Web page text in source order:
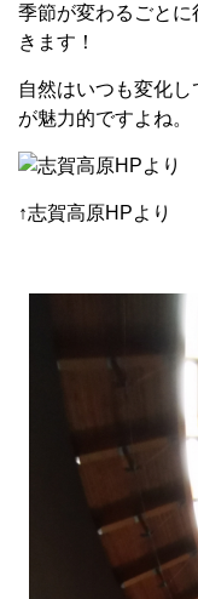
季節が変わるごと
きます！
自然はいつも変化
が魅力的ですよね。
↑志賀高原HPより